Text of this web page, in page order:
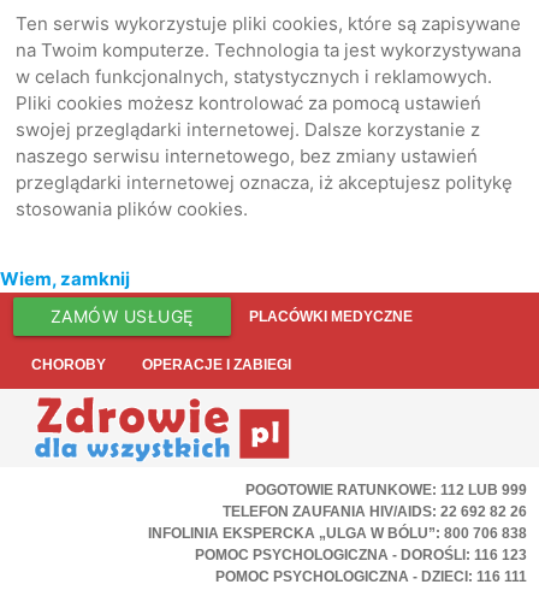
Ten serwis wykorzystuje pliki cookies, które są zapisywane
na Twoim komputerze. Technologia ta jest wykorzystywana
w celach funkcjonalnych, statystycznych i reklamowych.
Pliki cookies możesz kontrolować za pomocą ustawień
swojej przeglądarki internetowej. Dalsze korzystanie z
naszego serwisu internetowego, bez zmiany ustawień
przeglądarki internetowej oznacza, iż akceptujesz politykę
stosowania plików cookies.
Wiem, zamknij
ZAMÓW USŁUGĘ PLACÓWKI MEDYCZNE
CHOROBY OPERACJE I ZABIEGI
POGOTOWIE RATUNKOWE: 112 LUB 999
TELEFON ZAUFANIA HIV/AIDS: 22 692 82 26
INFOLINIA EKSPERCKA „ULGA W BÓLU”: 800 706 838
POMOC PSYCHOLOGICZNA - DOROŚLI: 116 123
POMOC PSYCHOLOGICZNA - DZIECI: 116 111